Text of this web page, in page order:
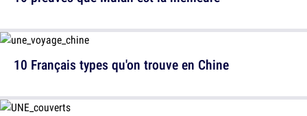
10 Français types qu'on trouve en Chine